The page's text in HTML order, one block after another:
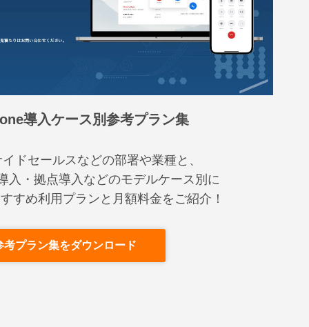
導入ケース別参考プラン集
ドセールスなどの部署や業種と、
入・拠点導入などのモデルケース別に
すめ利用プランと月額料金をご紹介！
考プラン集をダウンロード